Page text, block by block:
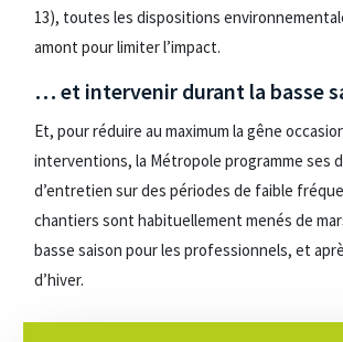
13), toutes les dispositions
amont pour limiter l’impact.
… et intervenir durant la basse
Et, pour réduire au maximum la gêne
interventions, la Métropole programme ses
d’entretien sur des périodes de faible
chantiers sont habituellement menés de
basse saison pour les professionnels, et
d’hiver.